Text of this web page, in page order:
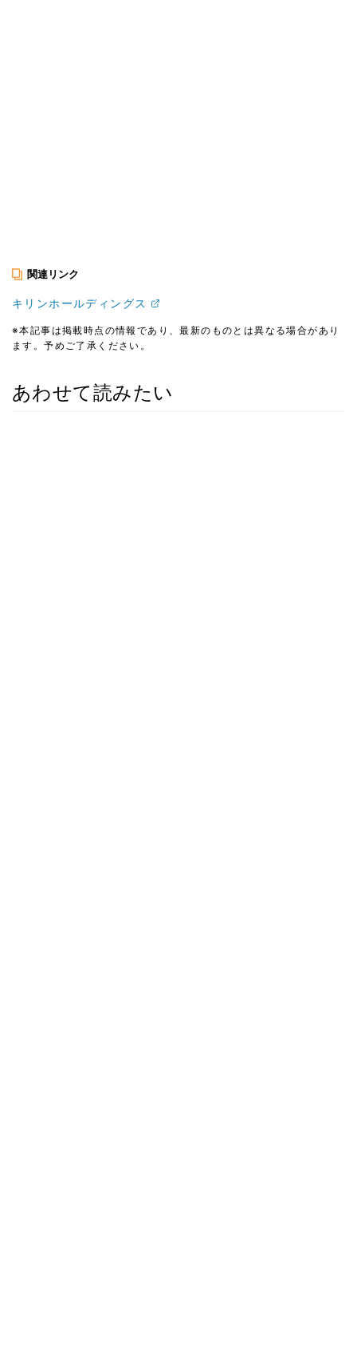
関連リンク
キリンホールディングス
※本記事は掲載時点の情報であり、最新のものとは異なる場合があり
ます。予めご了承ください。
あわせて読みたい